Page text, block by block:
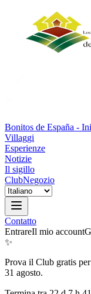
Bonitos de España -
Villaggi
Esperienze
Notizie
Il sigillo
ClubNegozio
Contatto
EntrareIl mio account
✨
Prova il Club gratis
31 agosto.